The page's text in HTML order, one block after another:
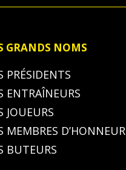
GRANDS NOMS
PRÉSIDENTS
ENTRAÎNEURS
JOUEURS
MEMBRES D’HONNEUR
BUTEURS